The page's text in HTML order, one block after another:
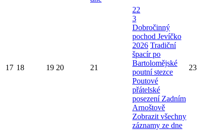
17 18 19 20 21
22
3
Dobročinný
pochod Jevíčko
2026 Tradiční
špacír po
Bartolomějské
poutní stezce
Poutové
přátelské
posezení Zadním
Arnoštově
Zobrazit všechny
záznamy ze dne
23